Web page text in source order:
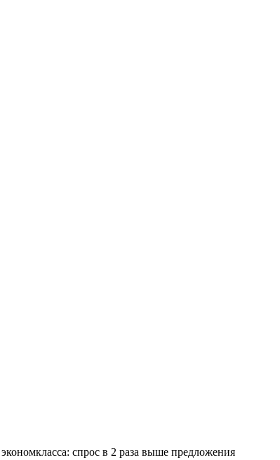
спрос в 2 раза выше предложения